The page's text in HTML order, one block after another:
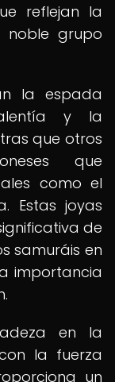
reflejan la
grupo
la espada
y la
que otros
que
como el
Estas joyas
de
samuráis en
importancia
en la
la fuerza
un